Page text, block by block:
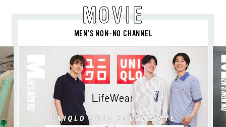
MOVIE
MEN’S NON-NO CHANNEL